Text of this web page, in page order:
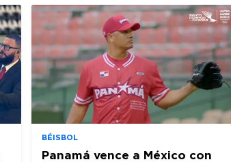
BÉISBOL
Panamá vence a México con